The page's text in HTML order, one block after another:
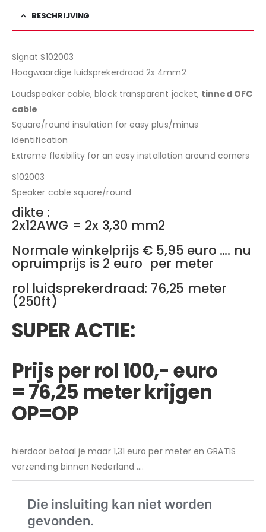
BESCHRIJVING
Signat S102003
Hoogwaardige luidsprekerdraad 2x 4mm2
Loudspeaker cable, black transparent jacket, tinned OFC
cable
Square/round insulation for easy plus/minus
identification
Extreme flexibility for an easy installation around corners
S102003
Speaker cable square/round
dikte :
2x12AWG = 2x 3,30 mm2
Normale winkelprijs € 5,95 euro …. nu
opruimprijs is 2 euro per meter
rol luidsprekerdraad: 76,25 meter
(250ft)
SUPER ACTIE:
Prijs per rol 100,- euro
= 76,25 meter krijgen
OP=OP
hierdoor betaal je maar 1,31 euro per meter en GRATIS
verzending binnen Nederland ….